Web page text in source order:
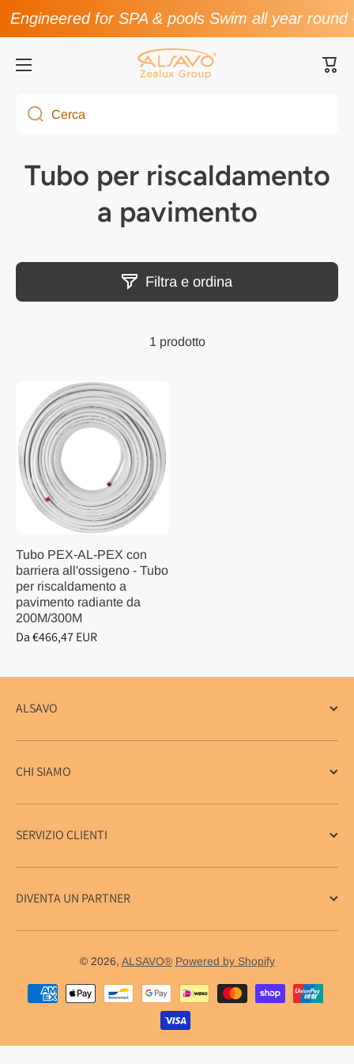
Vai direttamente ai contenuti
Engineered for SPA & pools Swim all year round
Cerca
Tubo per riscaldamento
a pavimento
Filtra e ordina
1 prodotto
Tubo PEX-AL-PEX con
barriera all'ossigeno - Tubo
per riscaldamento a
pavimento radiante da
200M/300M
Da €466,47 EUR
ALSAVO
CHI SIAMO
SERVIZIO CLIENTI
DIVENTA UN PARTNER
© 2026, ALSAVO® Powered by Shopify
Metodi di pagamento